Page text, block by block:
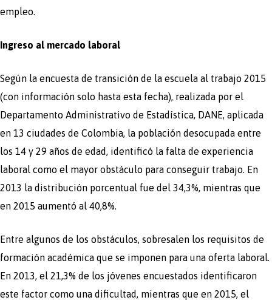
empleo.
Ingreso al mercado laboral
Según la encuesta de transición de la escuela al trabajo 2015
(con información solo hasta esta fecha), realizada por el
Departamento Administrativo de Estadística, DANE, aplicada
en 13 ciudades de Colombia, la población desocupada entre
los 14 y 29 años de edad, identificó la falta de experiencia
laboral como el mayor obstáculo para conseguir trabajo. En
2013 la distribución porcentual fue del 34,3%, mientras que
en 2015 aumentó al 40,8%.
Entre algunos de los obstáculos, sobresalen los requisitos de
formación académica que se imponen para una oferta laboral.
En 2013, el 21,3% de los jóvenes encuestados identificaron
este factor como una dificultad, mientras que en 2015, el